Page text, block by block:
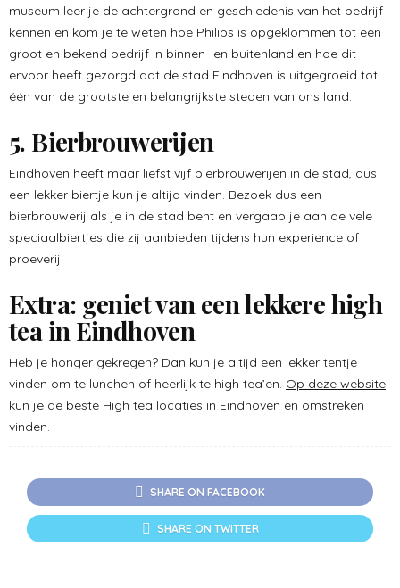
museum leer je de achtergrond en geschiedenis van het bedrijf
kennen en kom je te weten hoe Philips is opgeklommen tot een
groot en bekend bedrijf in binnen- en buitenland en hoe dit
ervoor heeft gezorgd dat de stad Eindhoven is uitgegroeid tot
één van de grootste en belangrijkste steden van ons land.
5. Bierbrouwerijen
Eindhoven heeft maar liefst vijf bierbrouwerijen in de stad, dus
een lekker biertje kun je altijd vinden. Bezoek dus een
bierbrouwerij als je in de stad bent en vergaap je aan de vele
speciaalbiertjes die zij aanbieden tijdens hun experience of
proeverij.
Extra: geniet van een lekkere high
tea in Eindhoven
Heb je honger gekregen? Dan kun je altijd een lekker tentje
vinden om te lunchen of heerlijk te high tea’en. Op deze website
kun je de beste High tea locaties in Eindhoven en omstreken
vinden.
SHARE ON FACEBOOK
SHARE ON TWITTER